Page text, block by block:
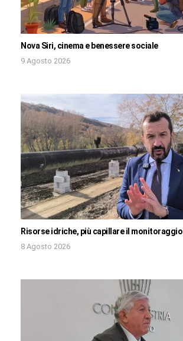
Nova Siri, cinema e benessere sociale
9 Agosto 2026
Risorse idriche, più capillare il monitoraggio
8 Agosto 2026